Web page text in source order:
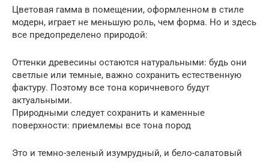
Цветовая гамма в помещении, оформленном в стиле
модерн, играет не меньшую роль, чем форма. Но и здесь
все предопределено природой:
Оттенки древесины остаются натуральными: будь они
светлые или темные, важно сохранить естественную
фактуру. Поэтому все тона коричневого будут
актуальными.
Природными следует сохранить и каменные
поверхности: приемлемы все тона пород
Это и темно-зеленый изумрудный, и бело-салатовый